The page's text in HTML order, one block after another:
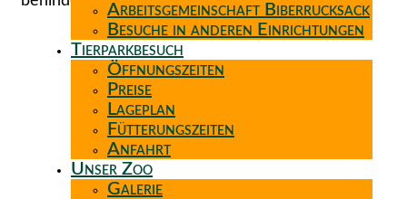
Arbeitsgemeinschaft Biberrucksack
Besuche in anderen Einrichtungen
Tierparkbesuch
Öffnungszeiten
Preise
Lageplan
Fütterungszeiten
Anfahrt
Unser Zoo
Galerie